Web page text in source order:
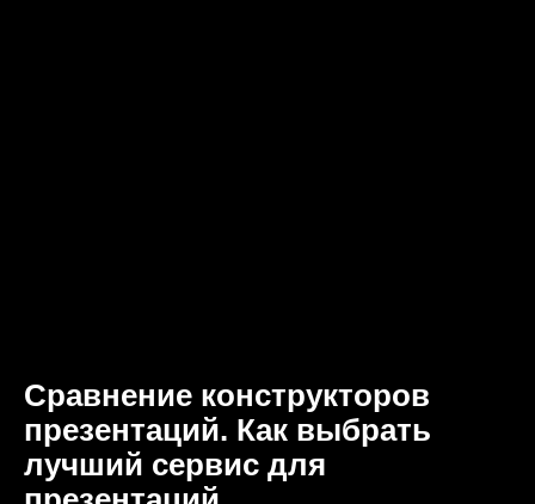
Сравнение конструкторов
презентаций. Как выбрать
лучший сервис для